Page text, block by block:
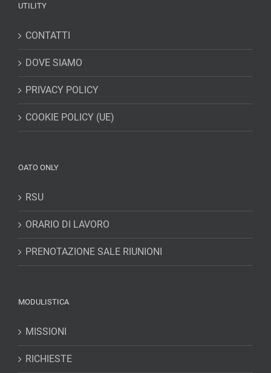
UTILITY
CONTATTI
DOVE SIAMO
PRIVACY POLICY
COOKIE POLICY (UE)
OATO ONLY
RSU
ORARIO DI LAVORO
PRENOTAZIONE SALE RIUNIONI
MODULISTICA
MISSIONI
RICHIESTE